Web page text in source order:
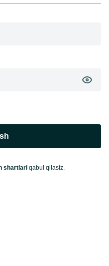
shartlariqabul qilasiz.